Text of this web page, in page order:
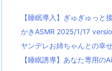
【睡眠導入】ぎゅぎゅっと
かきASMR 2025/1/17
ヤンデレお姉ちゃんとの幸
【睡眠誘導】あなた専用の